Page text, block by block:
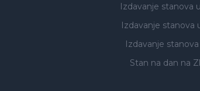
Izdavanje stanova
Izdavanje stanova
Izdavanje stanova
Stan na dan na